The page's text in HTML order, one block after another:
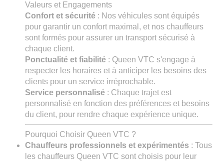
Valeurs et Engagements
Confort et sécurité : Nos véhicules sont équipés
pour garantir un confort maximal, et nos chauffeurs
sont formés pour assurer un transport sécurisé à
chaque client.
Ponctualité et fiabilité : Queen VTC s'engage à
respecter les horaires et à anticiper les besoins des
clients pour un service irréprochable.
Service personnalisé : Chaque trajet est
personnalisé en fonction des préférences et besoins
du client, pour rendre chaque expérience unique.
Pourquoi Choisir Queen VTC ?
Chauffeurs professionnels et expérimentés : Tous
les chauffeurs Queen VTC sont choisis pour leur